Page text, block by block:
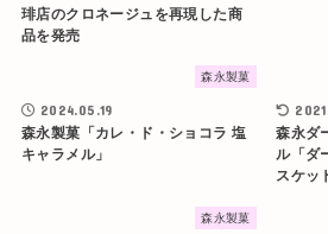
琲店のクロネージュを再現した商
品を発売
森永製菓
2024.05.19
森永製菓「カレ・ド・ショコラ 塩
キャラメル」
森永ダ
ル「ダ
スケッ
森永製菓